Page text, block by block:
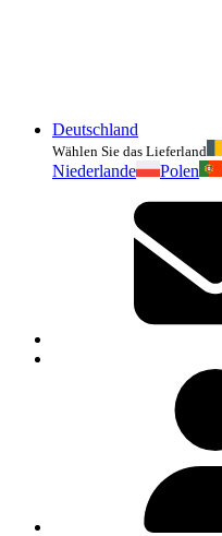
Deutschland
Wählen Sie das Lieferland
Niederlande
Polen